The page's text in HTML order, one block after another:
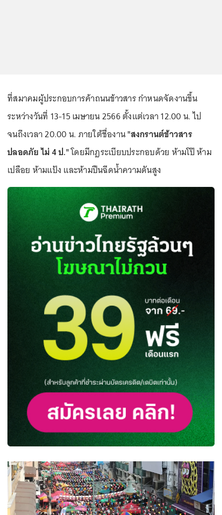
ที่สมาคมผู้ประกอบการค้าถนนข้าวสาร กำหนดจัดงานขึ้น
ระหว่างวันที่ 13-15 เมษายน 2566 ตั้งแต่เวลา 12.00 น. ไป
จนถึงเวลา 20.00 น. ภายใต้ชื่องาน"สงกรานต์ข้าวสาร
ปลอดภัย ไม่ 4 ป."โดยมีกฎระเบียบประกอบด้วย ห้ามโป๊ ห้าม
เปลือย ห้ามแป้ง และห้ามปืนฉีดน้ำความดันสูง